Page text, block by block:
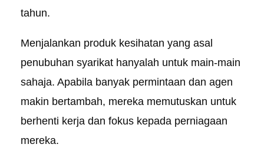
tahun.
Menjalankan produk kesihatan yang asal
penubuhan syarikat hanyalah untuk main-main
sahaja. Apabila banyak permintaan dan agen
makin bertambah, mereka memutuskan untuk
berhenti kerja dan fokus kepada perniagaan
mereka.